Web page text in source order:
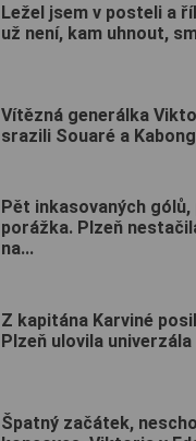
Ležel jsem v posteli a
už není, kam uhnout,
Vítězná generálka
srazili Souaré a
Pět inkasovaných gólů,
porážka. Plzeň
na...
Z kapitána Karviné
Plzeň ulovila univerzála
Špatný začátek,